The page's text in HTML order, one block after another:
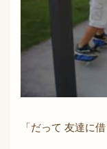
「だって 友達に